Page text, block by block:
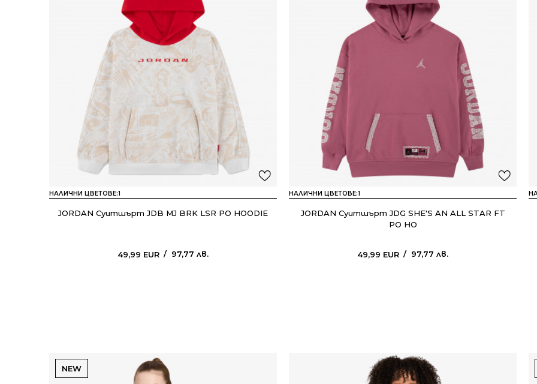
НАЛИЧНИ ЦВЕТОВЕ:1
JORDAN Суитшърт JDB MJ BRK LSR PO HOODIE
49,99 EUR 97,77 лв.
НАЛИЧНИ ЦВЕТОВЕ:1
JORDAN Суитшърт JDG SHE'S AN ALL STAR FT
PO HO
49,99 EUR 97,77 лв.
NEW